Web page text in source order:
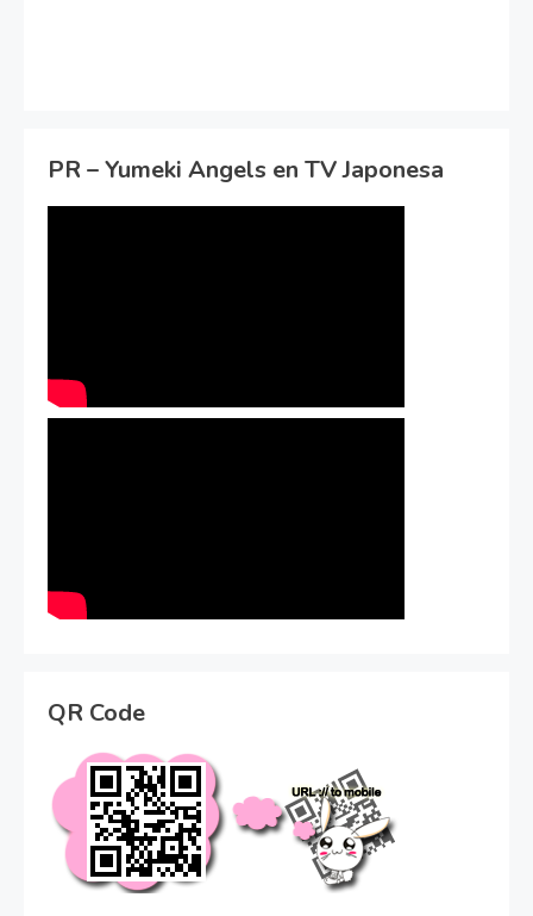
PR – Yumeki Angels en TV Japonesa
QR Code